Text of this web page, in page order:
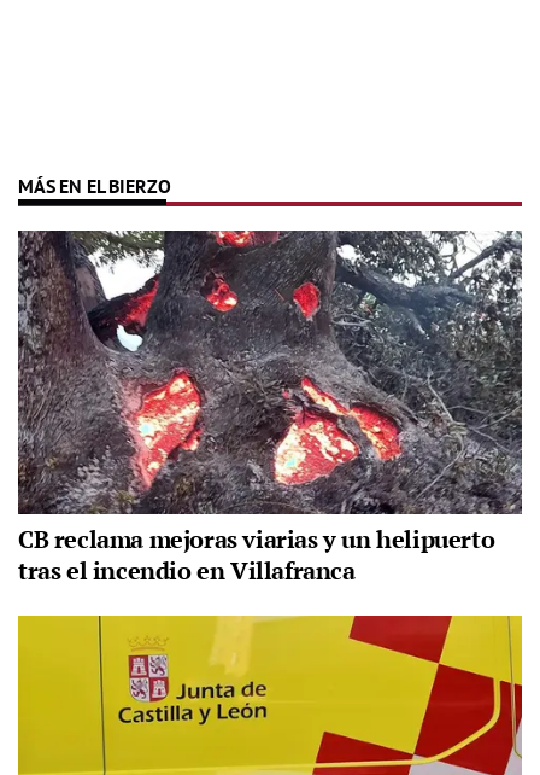
MÁS EN EL BIERZO
CB reclama mejoras viarias y un helipuerto
tras el incendio en Villafranca